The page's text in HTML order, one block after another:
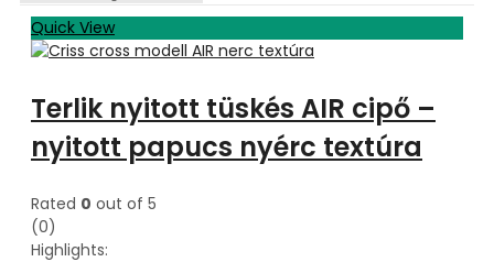
Quick View
Terlik nyitott tüskés AIR cipő –
nyitott papucs nyérc textúra
Rated 0 out of 5
(0)
Highlights: